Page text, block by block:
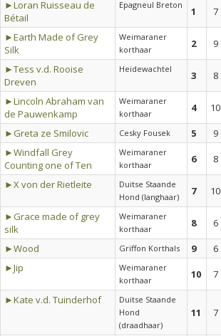
►Loran Ruisseau de
Bétail
Epagneul Breton
1 7
►Earth Made of Grey
Silk
Weimaraner
korthaar
2 9
►Tess v.d. Rooise
Dreven
Heidewachtel
3 8
►Lincoln Abraham van
de Pauwenkamp
Weimaraner
korthaar
4 10
►Greta ze Smilovic
Cesky Fousek 5 9
►Windfall Grey
Counting one of Ten
Weimaraner
korthaar
6 8
►X von der Rietleite
Duitse Staande
Hond (langhaar)
7 10
►Grace made of grey
silk
Weimaraner
korthaar
8 6
►Wood
Griffon Korthals 9 6
►Jip
Weimaraner
korthaar
10 7
►Kate v.d. Tuinderhof
Duitse Staande
Hond
(draadhaar)
11 7